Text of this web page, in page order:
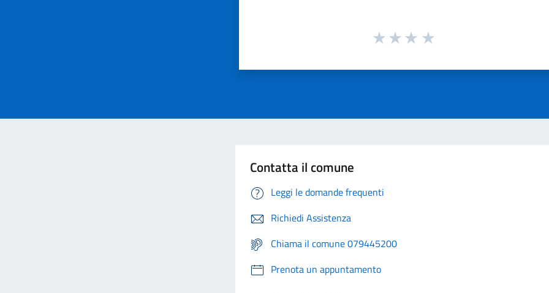
Contatta il comune
Leggi le domande frequenti
Richiedi Assistenza
Chiama il comune 079445200
Prenota un appuntamento